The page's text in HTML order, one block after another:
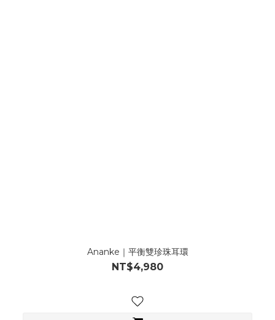
Ananke｜平衡雙珍珠耳環
NT$4,980